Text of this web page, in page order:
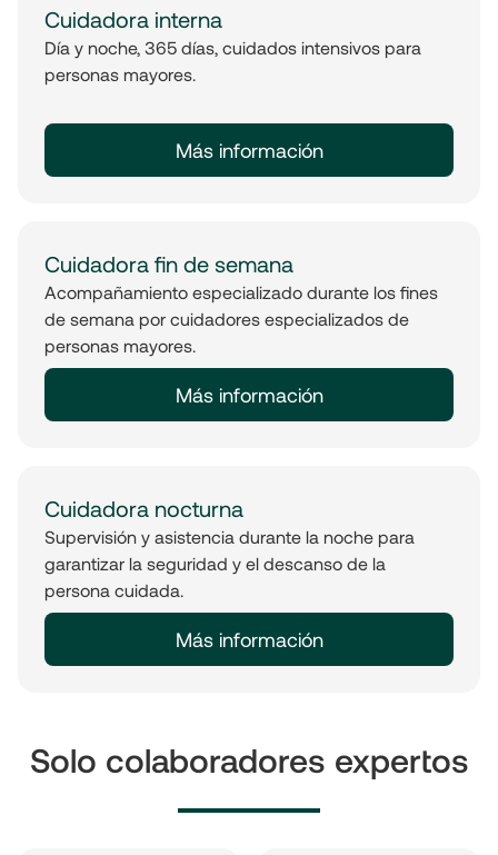
Cuidadora interna
Día y noche, 365 días, cuidados intensivos para
personas mayores.
Más información
Cuidadora fin de semana
Acompañamiento especializado durante los fines
de semana por cuidadores especializados de
personas mayores.
Más información
Cuidadora nocturna
Supervisión y asistencia durante la noche para
garantizar la seguridad y el descanso de la
persona cuidada.
Más información
Solo colaboradores expertos